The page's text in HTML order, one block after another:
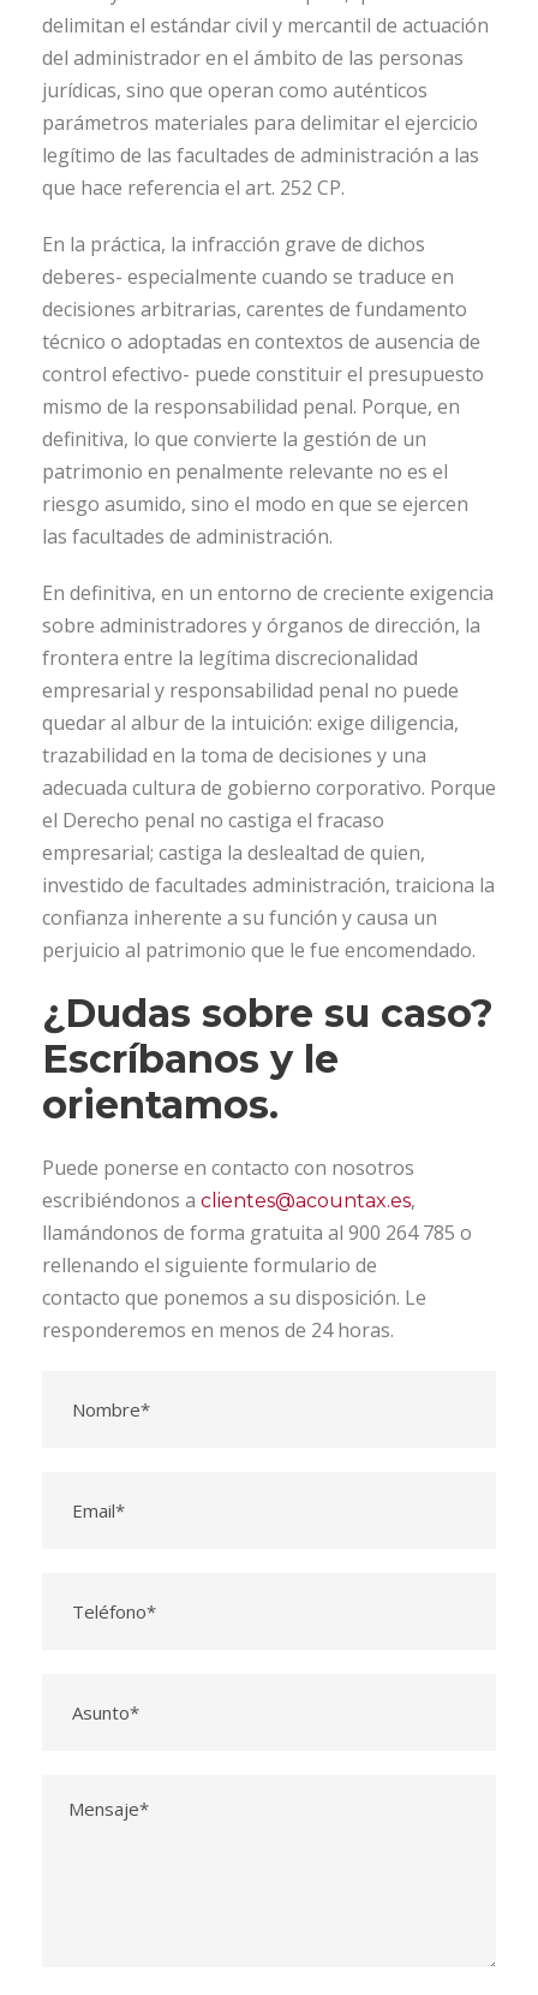
delimitan el estándar civil y mercantil de actuación
del administrador en el ámbito de las personas
jurídicas, sino que operan como auténticos
parámetros materiales para delimitar el ejercicio
legítimo de las facultades de administración a las
que hace referencia el art. 252 CP.
En la práctica, la infracción grave de dichos
deberes- especialmente cuando se traduce en
decisiones arbitrarias, carentes de fundamento
técnico o adoptadas en contextos de ausencia de
control efectivo- puede constituir el presupuesto
mismo de la responsabilidad penal. Porque, en
definitiva, lo que convierte la gestión de un
patrimonio en penalmente relevante no es el
riesgo asumido, sino el modo en que se ejercen
las facultades de administración.
En definitiva, en un entorno de creciente exigencia
sobre administradores y órganos de dirección, la
frontera entre la legítima discrecionalidad
empresarial y responsabilidad penal no puede
quedar al albur de la intuición: exige diligencia,
trazabilidad en la toma de decisiones y una
adecuada cultura de gobierno corporativo. Porque
el Derecho penal no castiga el fracaso
empresarial; castiga la deslealtad de quien,
investido de facultades administración, traiciona la
confianza inherente a su función y causa un
perjuicio al patrimonio que le fue encomendado.
¿Dudas sobre su caso?
Escríbanos y le
orientamos.
Puede ponerse en contacto con nosotros
escribiéndonos a clientes@acountax.es,
llamándonos de forma gratuita al 900 264 785 o
rellenando el siguiente formulario de
contacto que ponemos a su disposición. Le
responderemos en menos de 24 horas.